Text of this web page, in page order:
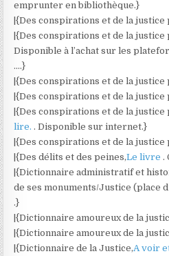
emprunter en bibliothèque.}
|{Des conspirations et de la
|{Des conspirations et de la
Disponible à l’achat sur les
….}
|{Des conspirations et de la
|{Des conspirations et de la
|{Des conspirations et de la
lire.. Disponible sur internet.}
|{Des conspirations et de la
|{Des délits et des peines,Le livre.
|{Dictionnaire administratif et
de ses monuments/Justice (place
.}
|{Dictionnaire amoureux de la
|{Dictionnaire amoureux de la
|{Dictionnaire de la Justice,A voir